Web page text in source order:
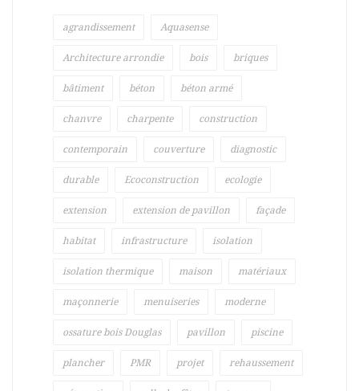
agrandissement Aquasense
Architecture arrondie bois briques
bâtiment béton béton armé
chanvre charpente construction
contemporain couverture diagnostic
durable Ecoconstruction ecologie
extension extension de pavillon façade
habitat infrastructure isolation
isolation thermique maison matériaux
maçonnerie menuiseries moderne
ossature bois Douglas pavillon piscine
plancher PMR projet rehaussement